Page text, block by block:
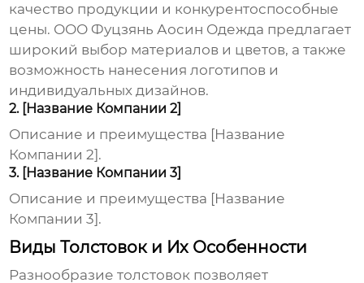
качество продукции и конкурентоспособные
цены. ООО Фуцзянь Аосин Одежда предлагает
широкий выбор материалов и цветов, а также
возможность нанесения логотипов и
индивидуальных дизайнов.
2. [Название Компании 2]
Описание и преимущества [Название
Компании 2].
3. [Название Компании 3]
Описание и преимущества [Название
Компании 3].
Виды Толстовок и Их Особенности
Разнообразие толстовок позволяет